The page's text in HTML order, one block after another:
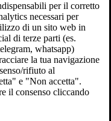
per il corretto
necessari per
di un sito web in
di terze parti (es.
whatsapp)
la tua navigazione
rifiuto al
e "Non accetta".
il consenso cliccando